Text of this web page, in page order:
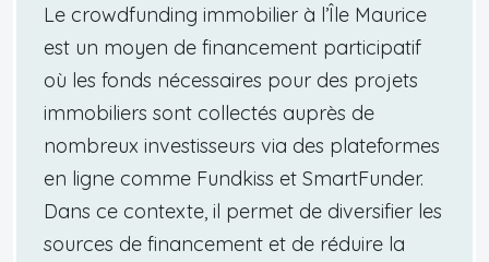
Le crowdfunding immobilier à l’Île Maurice
est un moyen de financement participatif
où les fonds nécessaires pour des projets
immobiliers sont collectés auprès de
nombreux investisseurs via des plateformes
en ligne comme Fundkiss et SmartFunder.
Dans ce contexte, il permet de diversifier les
sources de financement et de réduire la